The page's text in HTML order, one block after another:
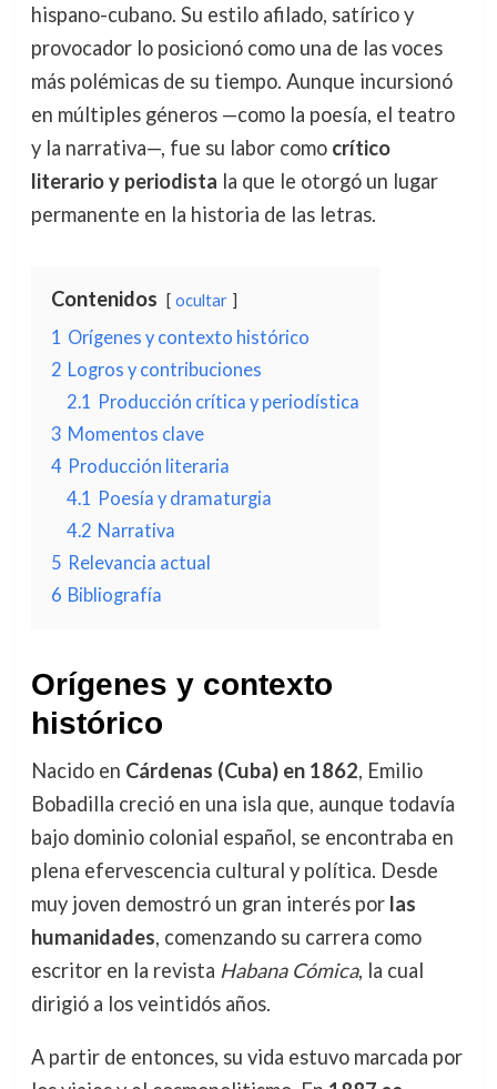
hispano-cubano. Su estilo afilado, satírico y
provocador lo posicionó como una de las voces
más polémicas de su tiempo. Aunque incursionó
en múltiples géneros —como la poesía, el teatro
y la narrativa—, fue su labor como crítico
literario y periodista la que le otorgó un lugar
permanente en la historia de las letras.
Contenidos ocultar
1 Orígenes y contexto histórico
2 Logros y contribuciones
2.1 Producción crítica y periodística
3 Momentos clave
4 Producción literaria
4.1 Poesía y dramaturgia
4.2 Narrativa
5 Relevancia actual
6 Bibliografía
Orígenes y contexto
histórico
Nacido en Cárdenas (Cuba) en 1862, Emilio
Bobadilla creció en una isla que, aunque todavía
bajo dominio colonial español, se encontraba en
plena efervescencia cultural y política. Desde
muy joven demostró un gran interés por las
humanidades, comenzando su carrera como
escritor en la revista Habana Cómica, la cual
dirigió a los veintidós años.
A partir de entonces, su vida estuvo marcada por